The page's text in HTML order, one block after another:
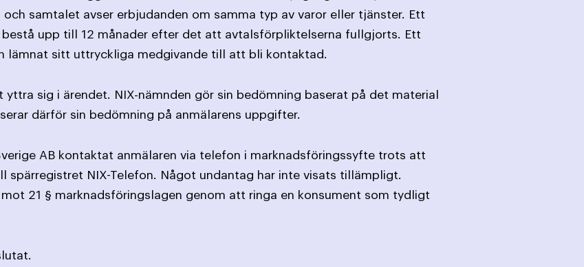
samtalet avser erbjudanden om samma typ av varor eller tjänster. Ett
bestå upp till 12 månader efter det att avtalsförpliktelserna fullgjorts. Ett
lämnat sitt uttryckliga medgivande till att bli kontaktad.
sig i ärendet. NIX-nämnden gör sin bedömning baserat på det material
därför sin bedömning på anmälarens uppgifter.
AB kontaktat anmälaren via telefon i marknadsföringssyfte trots att
spärregistret NIX-Telefon. Något undantag har inte visats tillämpligt.
21 § marknadsföringslagen genom att ringa en konsument som tydligt